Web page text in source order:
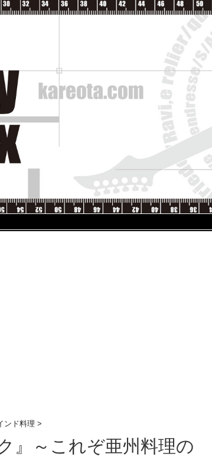
ンド料理 >
』～これぞ亜州料理の